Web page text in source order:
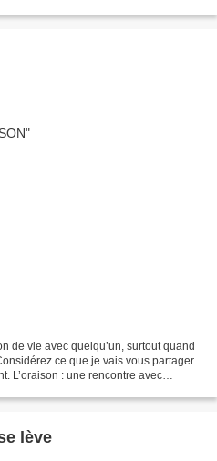
de vie avec quelqu’un, surtout quand
ce que je vais vous partager
L’oraison : une rencontre avec
lève